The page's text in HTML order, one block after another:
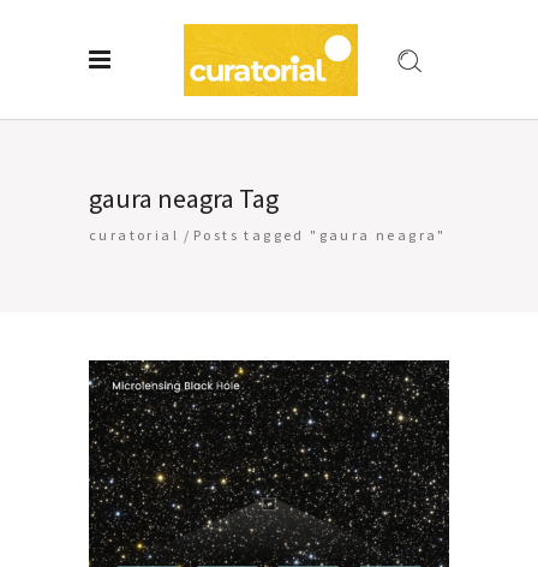
gaura neagra Tag
curatorial / Posts tagged "gaura neagra"